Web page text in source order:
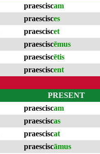
praesciscam
praescisces
praesciscet
praesciscēmus
praesciscētis
praesciscent
PRESENT
praesciscam
praesciscas
praesciscat
praesciscāmus